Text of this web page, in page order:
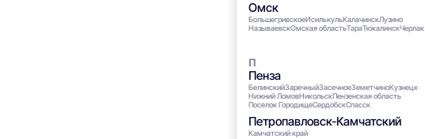
Омск
БольшегривскоеИсилькульКалачинскЛузино
НазываевскОмская областьТараТюкалинскЧерлак
Пенза
БелинскийЗаречныйЗасечноеЗеметчиноКузнецк
Нижний ЛомовНикольскПензенская область
Поселок ГородищеСердобскСпасск
Петропавловск-Камчатский
Камчатский край